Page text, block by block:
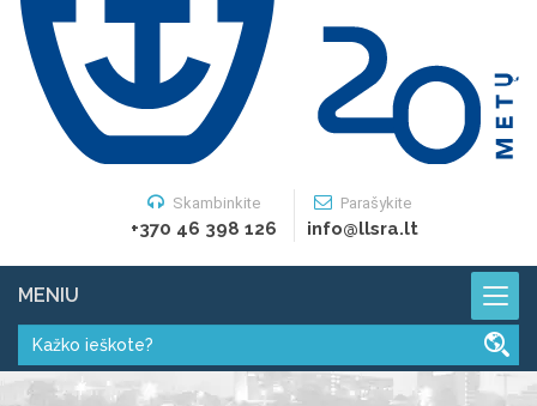
Skambinkite
+370 46 398 126
Parašykite
info@llsra.lt
MENIU